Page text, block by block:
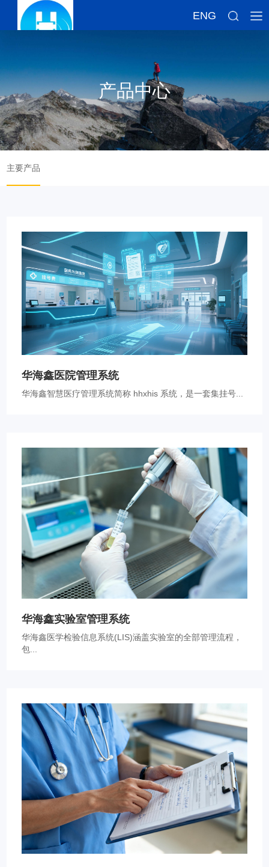
ENG
产品中心
主要产品
华海鑫医院管理系统
华海鑫智慧医疗管理系统简称 hhxhis 系统，是一套集挂号...
华海鑫实验室管理系统
华海鑫医学检验信息系统(LIS)涵盖实验室的全部管理流程，
包...